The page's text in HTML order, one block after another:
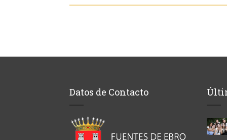
Datos de Contacto